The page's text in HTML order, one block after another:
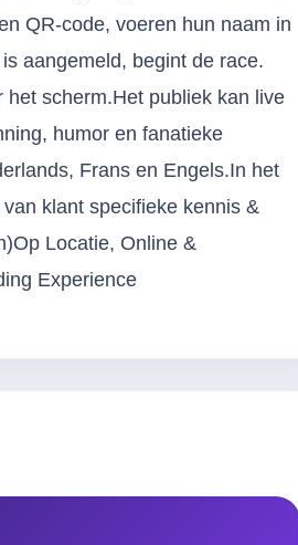
QR-code, voeren hun naam in
aangemeld, begint de race.
scherm.Het publiek kan live
humor en fanatieke
Frans en Engels.In het
klant specifieke kennis &
Locatie, Online &
Experience